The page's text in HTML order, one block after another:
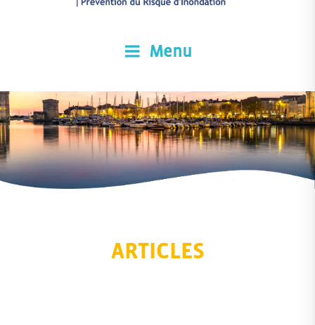
Menu
ARTICLES